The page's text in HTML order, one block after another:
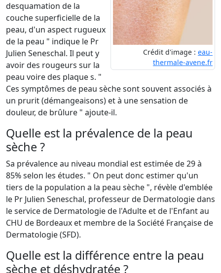
Crédit d'image : eau-
thermale-avene.fr
desquamation de la
couche superficielle de la
peau, d'un aspect rugueux
de la peau " indique le Pr
Julien Seneschal. Il peut y
avoir des rougeurs sur la
peau voire des plaque s. "
Ces symptômes de peau sèche sont souvent associés à
un prurit (démangeaisons) et à une sensation de
douleur, de brûlure " ajoute-il.
Quelle est la prévalence de la peau
sèche ?
Sa prévalence au niveau mondial est estimée de 29 à
85% selon les études. " On peut donc estimer qu'un
tiers de la population a la peau sèche ", révèle d'emblée
le Pr Julien Seneschal, professeur de Dermatologie dans
le service de Dermatologie de l'Adulte et de l'Enfant au
CHU de Bordeaux et membre de la Société Française de
Dermatologie (SFD).
Quelle est la différence entre la peau
sèche et déshydratée ?